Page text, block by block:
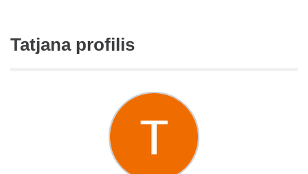
Tatjana profilis